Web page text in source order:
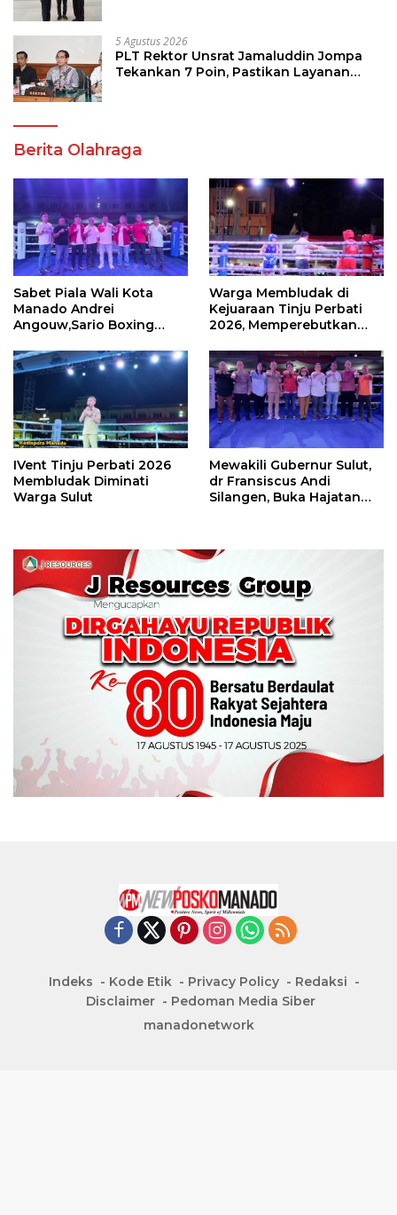
5 Agustus 2026
PLT Rektor Unsrat Jamaluddin Jompa
Tekankan 7 Poin, Pastikan Layanan
Berita Olahraga
Sabet Piala Wali Kota
Manado Andrei
Angouw,Sario Boxing
Perbati 2026
Warga Membludak di
Kejuaraan Tinju Perbati
2026, Memperebutkan
IVent Tinju Perbati 2026
Membludak Diminati
Warga Sulut
Mewakili Gubernur Sulut,
dr Fransiscus Andi
Silangen, Buka Hajatan
Indeks Kode Etik Privacy Policy
Redaksi
Disclaimer
Pedoman Media Siber
manadonetwork